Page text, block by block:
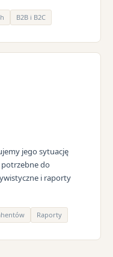
B2B i B2C
jego sytuację
do
i raporty
Raporty